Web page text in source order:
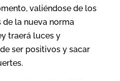
valiéndose de los
la nueva norma
traerá luces y
ser positivos y sacar